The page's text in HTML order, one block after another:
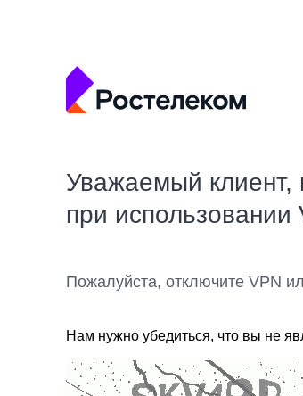
Уважаемый клиент,
при использовании
Пожалуйста, отключите VPN
Нам нужно убедиться, что вы не